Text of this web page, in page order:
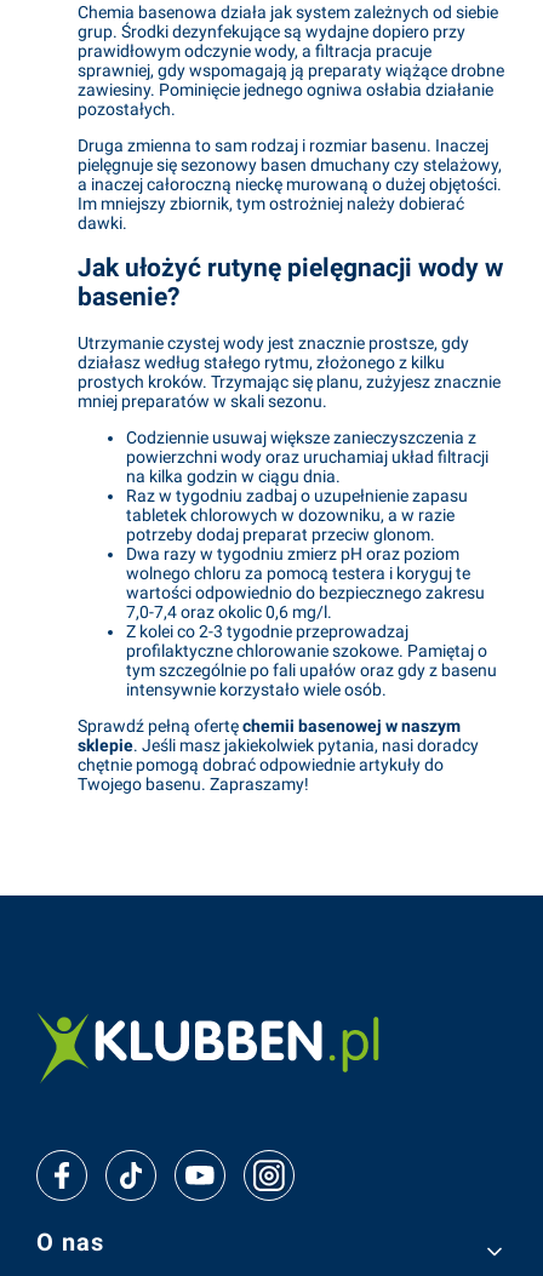
Chemia basenowa działa jak system zależnych od siebie
grup. Środki dezynfekujące są wydajne dopiero przy
prawidłowym odczynie wody, a filtracja pracuje
sprawniej, gdy wspomagają ją preparaty wiążące drobne
zawiesiny. Pominięcie jednego ogniwa osłabia działanie
pozostałych.
Druga zmienna to sam rodzaj i rozmiar basenu. Inaczej
pielęgnuje się sezonowy basen dmuchany czy stelażowy,
a inaczej całoroczną nieckę murowaną o dużej objętości.
Im mniejszy zbiornik, tym ostrożniej należy dobierać
dawki.
Jak ułożyć rutynę pielęgnacji wody w
basenie?
Utrzymanie czystej wody jest znacznie prostsze, gdy
działasz według stałego rytmu, złożonego z kilku
prostych kroków. Trzymając się planu, zużyjesz znacznie
mniej preparatów w skali sezonu.
Codziennie usuwaj większe zanieczyszczenia z
powierzchni wody oraz uruchamiaj układ filtracji
na kilka godzin w ciągu dnia.
Raz w tygodniu zadbaj o uzupełnienie zapasu
tabletek chlorowych w dozowniku, a w razie
potrzeby dodaj preparat przeciw glonom.
Dwa razy w tygodniu zmierz pH oraz poziom
wolnego chloru za pomocą testera i koryguj te
wartości odpowiednio do bezpiecznego zakresu
7,0-7,4 oraz okolic 0,6 mg/l.
Z kolei co 2-3 tygodnie przeprowadzaj
profilaktyczne chlorowanie szokowe. Pamiętaj o
tym szczególnie po fali upałów oraz gdy z basenu
intensywnie korzystało wiele osób.
Sprawdź pełną ofertęchemii basenowej w naszym
sklepie. Jeśli masz jakiekolwiek pytania, nasi doradcy
chętnie pomogą dobrać odpowiednie artykuły do
Twojego basenu. Zapraszamy!
Linki w stopce
O nas